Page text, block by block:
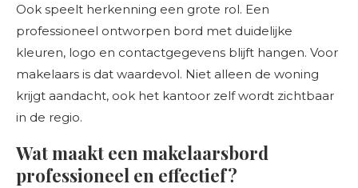
Ook speelt herkenning een grote rol. Een
professioneel ontworpen bord met duidelijke
kleuren, logo en contactgegevens blijft hangen. Voor
makelaars is dat waardevol. Niet alleen de woning
krijgt aandacht, ook het kantoor zelf wordt zichtbaar
in de regio.
Wat maakt een makelaarsbord
professioneel en effectief?